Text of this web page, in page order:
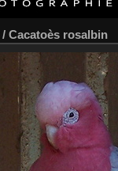
/ Cacatoès rosalbin